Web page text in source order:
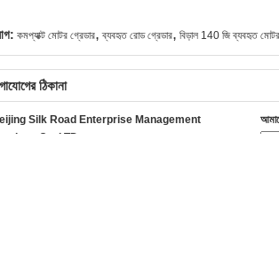
কমপ্যাক্ট মোটর গ্রেডার, ব্যবহৃত রোড গ্রেডার, বিড়াল 140 জি ব্যবহৃত
ঠিকানা
Silk Road Enterprise Management
Co.,LTD